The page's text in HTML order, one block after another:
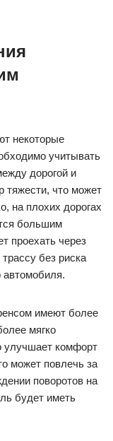
некоторые
учитывать
дорогой и
тяжести, что может
на плохих дорогах
большим
проехать через
без риска
имеют более
мягко
улучшает комфорт
может повлечь за
поворотов на
будет иметь